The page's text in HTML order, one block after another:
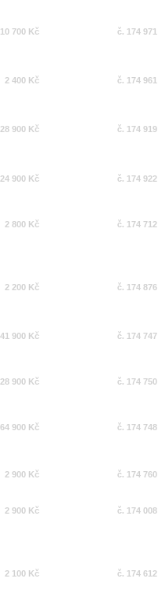
10 700 Kč č. 174 971
2 400 Kč č. 174 961
28 900 Kč č. 174 919
24 900 Kč č. 174 922
2 800 Kč č. 174 712
2 200 Kč č. 174 876
41 900 Kč č. 174 747
28 900 Kč č. 174 750
64 900 Kč č. 174 748
2 900 Kč č. 174 760
2 900 Kč č. 174 008
2 100 Kč č. 174 612